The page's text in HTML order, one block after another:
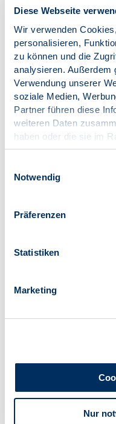
Diese Webseite
Wir verwenden
personalisieren,
zu können und die
analysieren. Außerdem
Verwendung unserer
soziale Medien,
Partner führen diese
weiteren Daten
haben oder die sie im
gesammelt haben.
Notwendig
Präferenzen
Statistiken
Marketing
Nur
Pressemitteilung |
PsychThG
Wenn jemand
und keine Hilfe
08.10.2024
News |
Pressemitteilung |
SK VPP
auch erste
24.09.2024
Pressemitteilung |